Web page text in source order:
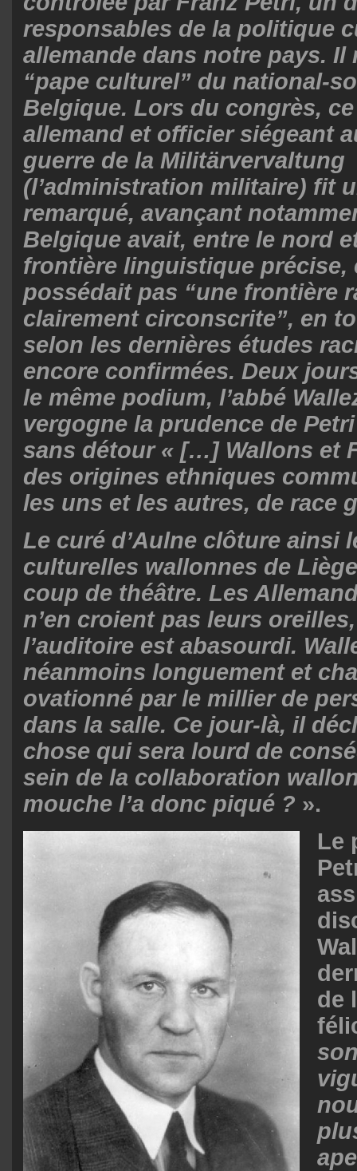
responsables de la politique
allemande dans notre pays. Il
“pape culturel” du national-
Belgique. Lors du congrès,
allemand et officier siégeant
guerre de la Militärvervaltung
(l’administration militaire) fit
remarqué, avançant
Belgique avait, entre le nord
frontière linguistique précise,
possédait pas “une frontière
clairement circonscrite”, en
selon les dernières études
encore confirmées. Deux
le même podium, l’abbé
vergogne la prudence de
sans détour « […] Wallons et
des origines ethniques
les uns et les autres, de race
Le curé d’Aulne clôture ainsi
culturelles wallonnes de
coup de théâtre. Les
n’en croient pas leurs
l’auditoire est abasourdi.
néanmoins longuement et
ovationné par le millier de
dans la salle. Ce jour-là, il
chose qui sera lourd de
sein de la collaboration
mouche l’a donc piqué ? ».
Le
de